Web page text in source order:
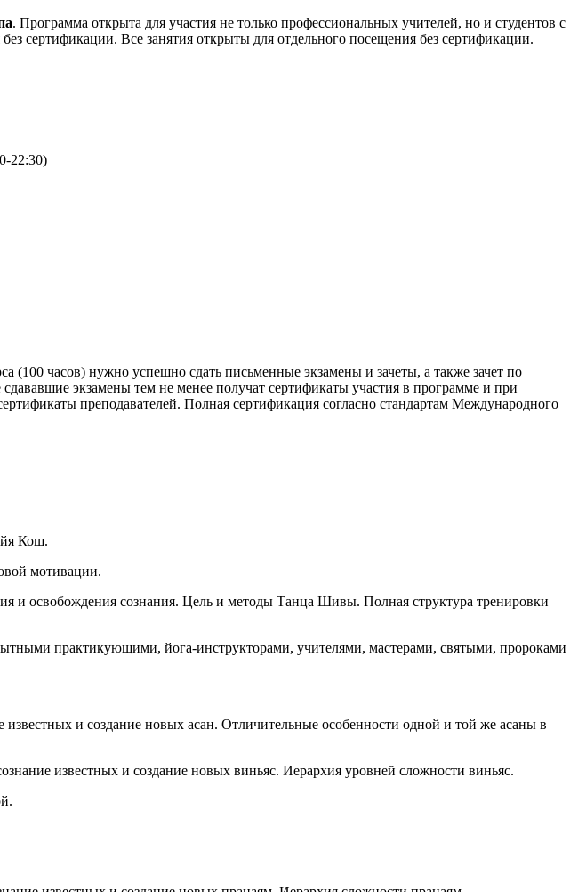
. Программа открыта для участия не только профессиональных учителей, но и студентов с
сертификации. Все занятия открыты для отдельного посещения без сертификации.
22:30)
(100 часов) нужно успешно сдать письменные экзамены и зачеты, а также зачет по
экзамены тем не менее получат сертификаты участия в программе и при
преподавателей. Полная сертификация согласно стандартам Международного
Кош.
мотивации.
освобождения сознания. Цель и методы Танца Шивы. Полная структура тренировки
практикующими, йога-инструкторами, учителями, мастерами, святыми, пророками
и создание новых асан. Отличительные особенности одной и той же асаны в
известных и создание новых виньяс. Иерархия уровней сложности виньяс.